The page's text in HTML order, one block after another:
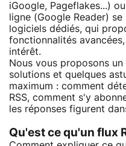
iGoogle, Pageflakes...)
ligne (Google Reader)
logiciels dédiés, qui
fonctionnalités
intérêt.
Nous vous proposons
solutions et quelques
maximum : comment
RSS, comment s'y
les réponses figurent
Qu'est ce qu'un flux